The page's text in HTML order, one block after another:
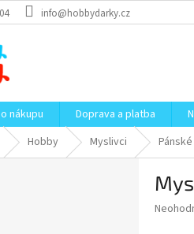
info@hobbydarky.cz
nákupu Doprava a platba
Hobby Myslivci